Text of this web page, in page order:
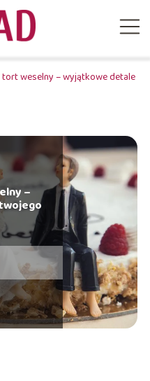
tort weselny – wyjątkowe detale
–